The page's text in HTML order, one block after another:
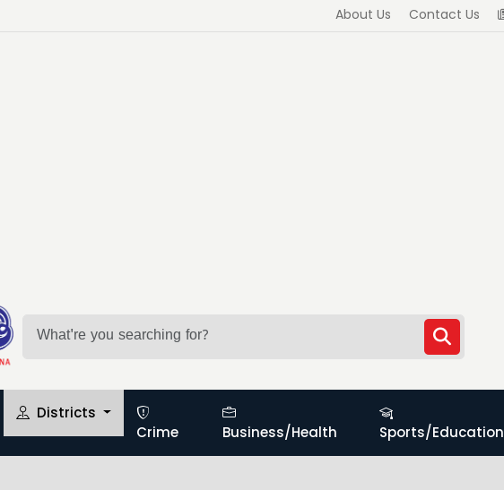
About Us Contact Us
Districts
Crime
Business/Health Sports/Education